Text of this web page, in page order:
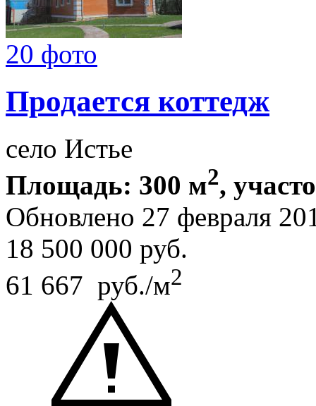
20 фото
Продается коттедж
село Истье
Площадь: 300 м2,
Обновлено 27 февраля
18 500 000 руб.
61 667 руб./м2